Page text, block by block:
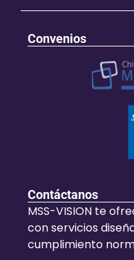
Convenios
Contáctanos
MSS-VISION te
con servicios
cumplimiento